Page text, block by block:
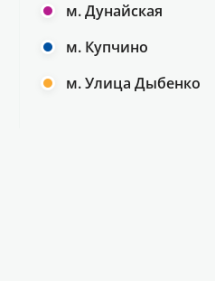
м. Дунайская
м. Купчино
м. Улица Дыбенко